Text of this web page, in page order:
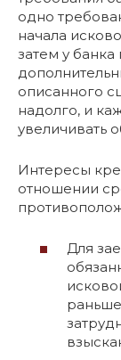
одно
начала
затем у
описанного
надолго, и
увеличивать
Интересы
отношении
Для